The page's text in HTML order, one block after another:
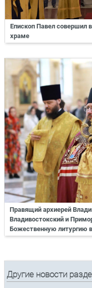
Епископ Павел совершил
храме
Правящий архиерей
Владивостокский и
Божественную литургию
Другие новости